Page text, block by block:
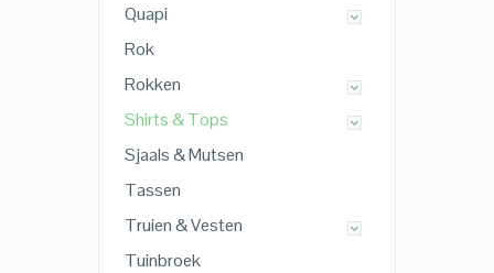
Quapi
Rok
Rokken
Shirts & Tops
Sjaals & Mutsen
Tassen
Truien & Vesten
Tuinbroek